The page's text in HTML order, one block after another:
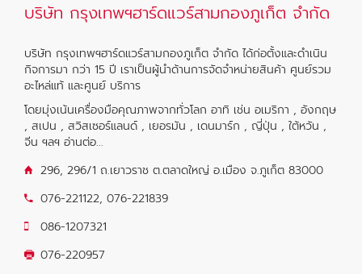
บริษัท กรุงเทพฯฮาร์ดแวร์สามกองภูเก็ต จำกัด
บริษัท กรุงเทพฯฮาร์ดแวร์สามกองภูเก็ต จำกัด ได้ก่อตั้งและดำเนิน
กิจการมา กว่า 15 ปี เราเป็นผู้นำด้านการจัดจำหน่ายสินค้า ศูนย์รวม
อะไหล่แท้ และศูนย์ บริการ
โดยมุ่งเน้นเครื่องมือคุณภาพจากทั่วโลก อาทิ เช่น อเมริกา , อังกฤษ
, สเปน , สวิสเซอร์แลนด์ , เยอรมัน , เดนมาร์ก , ญี่ปุ่น , ใต้หวัน ,
จีน ฯลฯ อ่านต่อ...
296, 296/1 ถ.เยาวราช ต.ตลาดใหญ่ อ.เมือง จ.ภูเก็ต 83000
076-221122, 076-221839
086-1207321
076-220957